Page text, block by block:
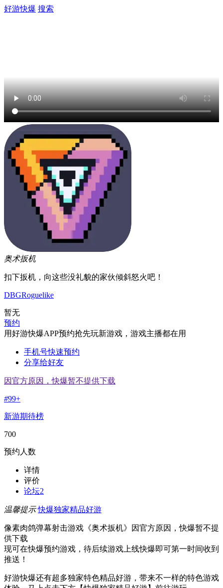
好游快爆 搜索
奥术扳机
扣下扳机，向这些没礼貌的家伙倾斜怒火吧！
DBGRoguelike
暂无
预约
用好游快爆APP预约抢先玩新游戏，游戏主播都在用
手机号快速预约
分享给好友
因官方原因，快爆暂不提供下载
#99+
新游期待榜
700
预约人数
详情
评价
论坛2
温馨提示 快爆独家精品好游
像素肉鸽弹幕射击游戏《奥术扳机》因官方原因，快爆暂不提
供下载
现可在快爆预约游戏，待后续游戏上线快爆即可第一时间收到
推送！
好游快爆还有超多独家特色精品好游，带来不一样的特色游戏